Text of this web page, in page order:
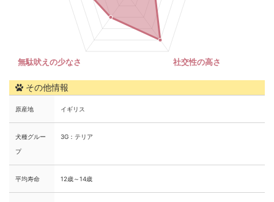
その他情報
原産地 イギリス
犬種グルー
プ
3G：テリア
平均寿命 12歳～14歳